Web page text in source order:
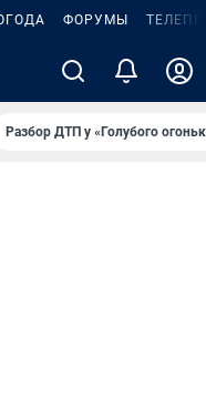
ФОРУМЫ
Разбор ДТП у «Голубого